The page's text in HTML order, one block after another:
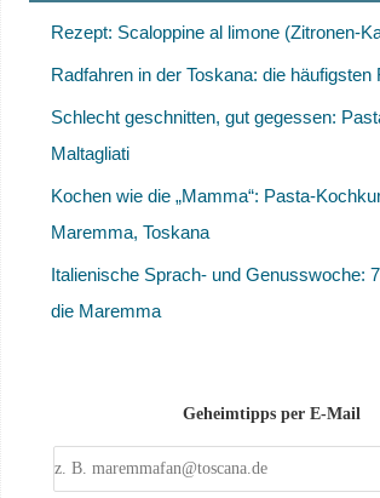
Rezept: Scaloppine al limone (Zitronen-
Radfahren in der Toskana: die häufigsten
Schlecht geschnitten, gut gegessen:
Maltagliati
Kochen wie die „Mamma“: Pasta-
Maremma, Toskana
Italienische Sprach- und Genusswoche:
die Maremma
Geheimtipps per E-Mail